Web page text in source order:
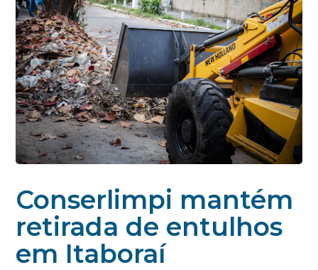
Conserlimpi mantém
retirada de entulhos
em Itaboraí